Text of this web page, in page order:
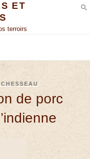
ET
terroirs
de porc